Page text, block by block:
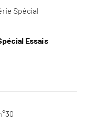
Essais